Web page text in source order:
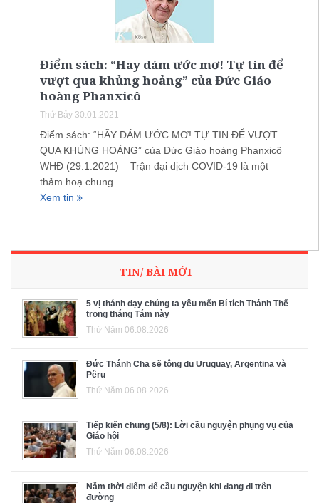
Điểm sách: “Hãy dám ước mơ! Tự tin để
vượt qua khủng hoảng” của Đức Giáo
hoàng Phanxicô
Thứ Bảy 30.01.2021
Điểm sách: “HÃY DÁM ƯỚC MƠ! TỰ TIN ĐỂ VƯỢT
QUA KHỦNG HOẢNG” của Đức Giáo hoàng Phanxicô
WHĐ (29.1.2021) – Trận đại dịch COVID-19 là một
thảm hoạ chung
Xem tin
TIN/ BÀI MỚI
5 vị thánh dạy chúng ta yêu mến Bí tích Thánh Thể
trong tháng Tám này
Thứ Năm 06.08.2026
Đức Thánh Cha sẽ tông du Uruguay, Argentina và
Pêru
Thứ Năm 06.08.2026
Tiếp kiến chung (5/8): Lời cầu nguyện phụng vụ của
Giáo hội
Thứ Năm 06.08.2026
Năm thời điểm để cầu nguyện khi đang đi trên
đường